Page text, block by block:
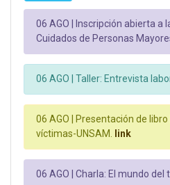
06 AGO |
Inscripción abierta a
Cuidados de Personas
06 AGO | Taller: Entrevista
06 AGO |
Presentación de libro
víctimas-UNSAM.
link
06 AGO | Charla: El mundo del